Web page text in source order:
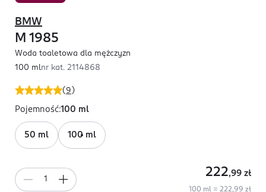
(9 )
BMW
M 1985
Woda toaletowa dla mężczyzn
100 mlnr kat. 2114868
Pojemność:100 ml
50 ml 100 ml
222,99 zł
100 ml = 222,99 zł